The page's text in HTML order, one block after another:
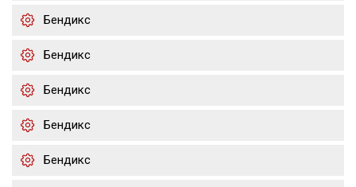
Бендикс
Бендикс
Бендикс
Бендикс
Бендикс